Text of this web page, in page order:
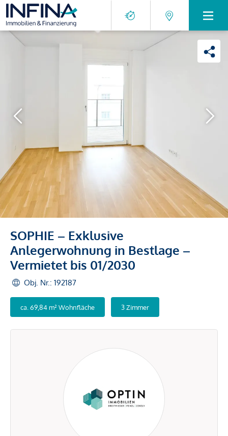
SOPHIE – Exklusive
Anlegerwohnung in Bestlage –
Vermietet bis 01/2030
Obj. Nr.: 192187
ca. 69,84 m² Wohnfläche 3 Zimmer